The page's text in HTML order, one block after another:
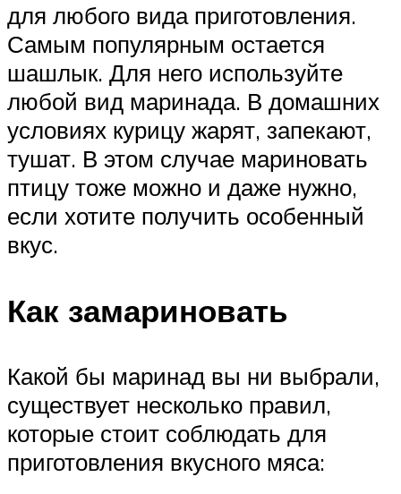
для любого вида приготовления.
Самым популярным остается
шашлык. Для него используйте
любой вид маринада. В домашних
условиях курицу жарят, запекают,
тушат. В этом случае мариновать
птицу тоже можно и даже нужно,
если хотите получить особенный
вкус.
Как замариновать
Какой бы маринад вы ни выбрали,
существует несколько правил,
которые стоит соблюдать для
приготовления вкусного мяса: